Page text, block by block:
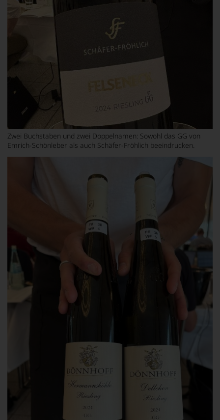
Zwei Buchstaben und zwei Doppelnamen: Sowohl das GG von
Emrich-Schönleber als auch Schäfer-Fröhlich beeindrucken.